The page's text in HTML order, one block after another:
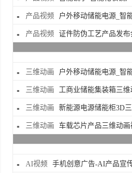
产品视频 户外移动储能电源_智
产品视频 证件防伪工艺产品发布
三维动画 户外移动储能电源_智
三维动画 工商业储能集装箱三维
三维动画 新能源电源储能柜3D
三维动画 车载芯片产品三维动画
AI视频 手机创意广告-AI产品宣